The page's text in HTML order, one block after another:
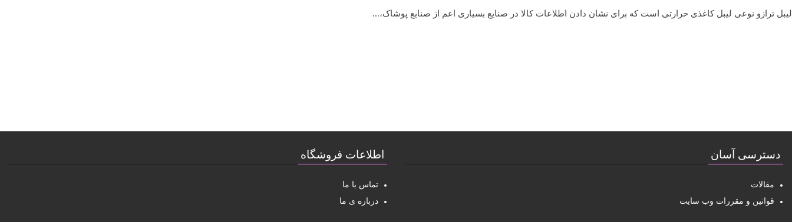
لیبل ترازو نوعی لیبل کاغذی حرارتی است که برای نشان دادن اطلاعات کالا در صنایع بسیاری اعم از صنابع پوشاک،...
اطلاعات فروشگاه
تماس با ما
درباره ی ما
دسترسی آسان
مقالات
قوانین و مقررات وب سایت